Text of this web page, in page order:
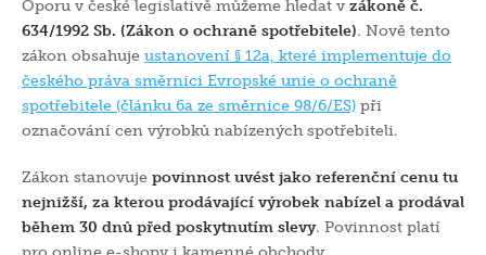
Oporu v české legislativě můžeme hledat v zákoně č.
634/1992 Sb. (Zákon o ochraně spotřebitele). Nově tento
zákon obsahuje ustanovení § 12a, které implementuje do
českého práva směrnici Evropské unie o ochraně
spotřebitele (článku 6a ze směrnice 98/6/ES) při
označování cen výrobků nabízených spotřebiteli.
Zákon stanovuje povinnost uvést jako referenční cenu tu
nejnižší, za kterou prodávající výrobek nabízel a prodával
během 30 dnů před poskytnutím slevy. Povinnost platí